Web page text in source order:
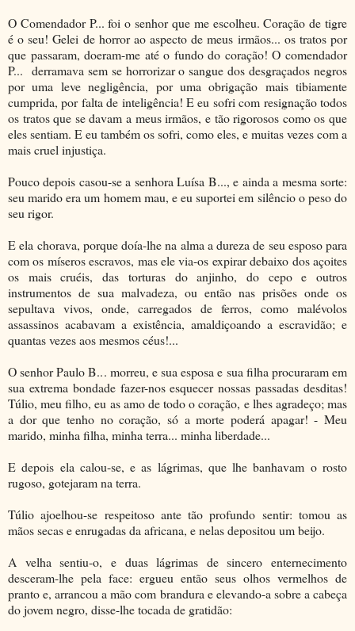
O Comendador P... foi o senhor que me escolheu. Coração de tigre
é o seu! Gelei de horror ao aspecto de meus irmãos... os tratos por
que passaram, doeram-me até o fundo do coração! O comendador
P... derramava sem se horrorizar o sangue dos desgraçados negros
por uma leve negligência, por uma obrigação mais tibiamente
cumprida, por falta de inteligência! E eu sofri com resignação todos
os tratos que se davam a meus irmãos, e tão rigorosos como os que
eles sentiam. E eu também os sofri, como eles, e muitas vezes com a
mais cruel injustiça.
Pouco depois casou-se a senhora Luísa B..., e ainda a mesma sorte:
seu marido era um homem mau, e eu suportei em silêncio o peso do
seu rigor.
E ela chorava, porque doía-lhe na alma a dureza de seu esposo para
com os míseros escravos, mas ele via-os expirar debaixo dos açoites
os mais cruéis, das torturas do anjinho, do cepo e outros
instrumentos de sua malvadeza, ou então nas prisões onde os
sepultava vivos, onde, carregados de ferros, como malévolos
assassinos acabavam a existência, amaldiçoando a escravidão; e
quantas vezes aos mesmos céus!...
O senhor Paulo B... morreu, e sua esposa e sua filha procuraram em
sua extrema bondade fazer-nos esquecer nossas passadas desditas!
Túlio, meu filho, eu as amo de todo o coração, e lhes agradeço; mas
a dor que tenho no coração, só a morte poderá apagar! - Meu
marido, minha filha, minha terra... minha liberdade...
E depois ela calou-se, e as lágrimas, que lhe banhavam o rosto
rugoso, gotejaram na terra.
Túlio ajoelhou-se respeitoso ante tão profundo sentir: tomou as
mãos secas e enrugadas da africana, e nelas depositou um beijo.
A velha sentiu-o, e duas lágrimas de sincero enternecimento
desceram-lhe pela face: ergueu então seus olhos vermelhos de
pranto e, arrancou a mão com brandura e elevando-a sobre a cabeça
do jovem negro, disse-lhe tocada de gratidão: